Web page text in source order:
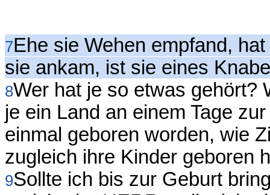
7Ehe sie Wehen empfand,
sie ankam, ist sie eines
8Wer hat je so etwas gehört?
je ein Land an einem Tage
einmal geboren worden, wie
zugleich ihre Kinder geboren
9Sollte ich bis zur Geburt